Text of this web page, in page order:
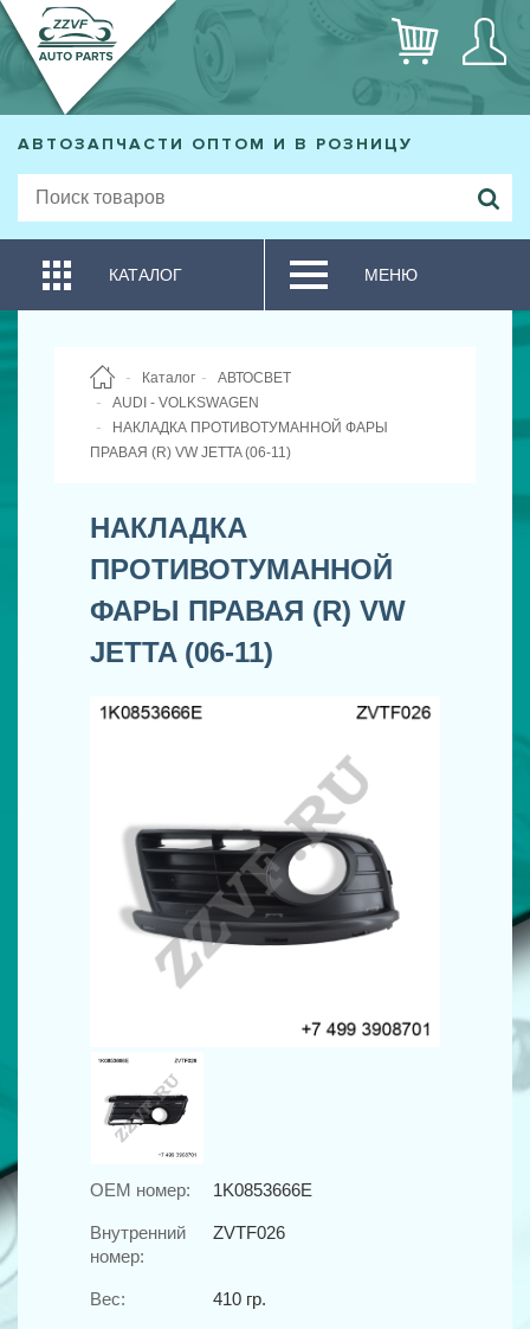
АВТОЗАПЧАСТИ ОПТОМ И В РОЗНИЦУ
КАТАЛОГ МЕНЮ
Каталог
АВТОСВЕТ
AUDI - VOLKSWAGEN
НАКЛАДКА ПРОТИВОТУМАННОЙ ФАРЫ
ПРАВАЯ (R) VW JETTA (06-11)
НАКЛАДКА
ПРОТИВОТУМАННОЙ
ФАРЫ ПРАВАЯ (R) VW
JETTA (06-11)
OEM номер: 1K0853666E
Внутренний
номер:
ZVTF026
Вес: 410 гр.